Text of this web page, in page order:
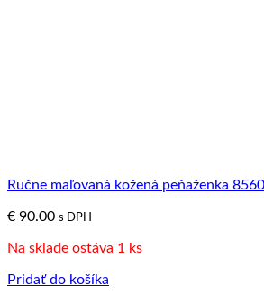
Ručne maľovaná kožená peňaženka
€ 90.00 s DPH
Na sklade ostáva 1 ks
Pridať do košíka